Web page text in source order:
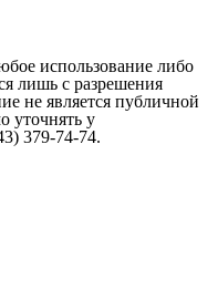
использование либо
лишь с разрешения
не является публичной
уточнять у
379-74-74.